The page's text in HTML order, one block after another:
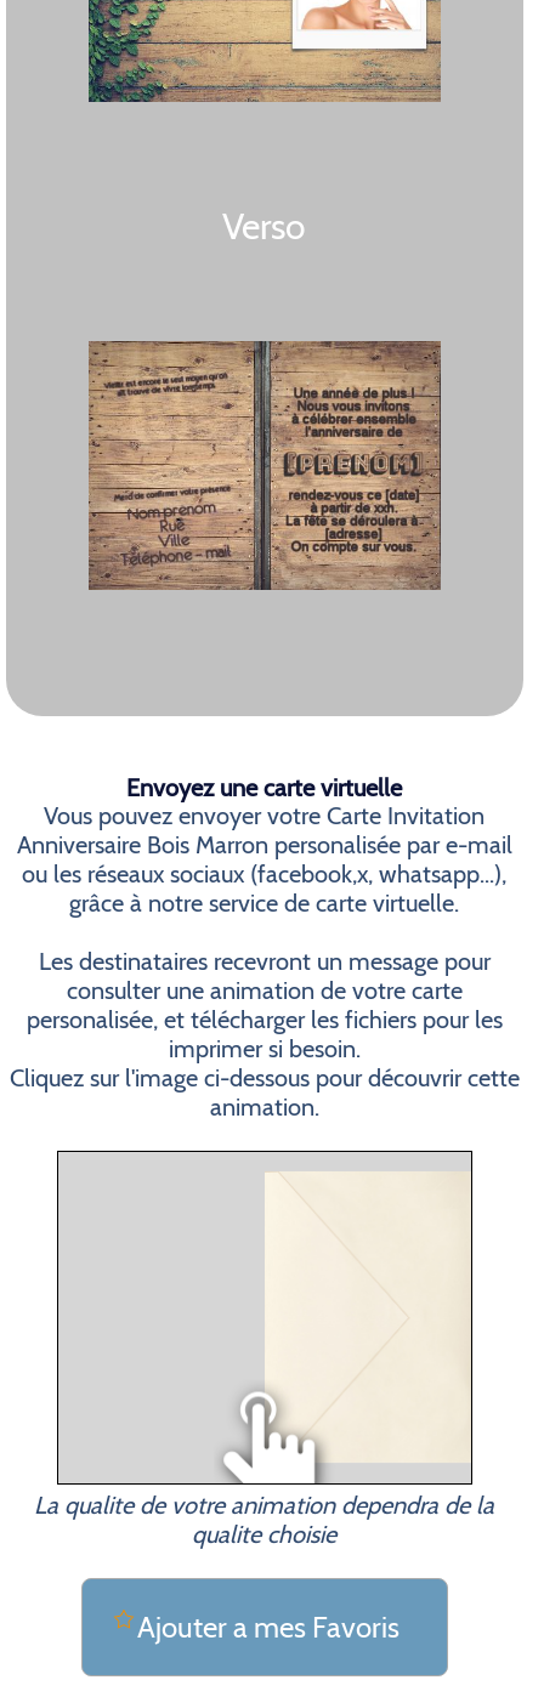
Verso
Envoyez une carte virtuelle
Vous pouvez envoyer votre Carte Invitation
Anniversaire Bois Marron personalisée par e-mail
ou les réseaux sociaux (facebook,x, whatsapp...),
grâce à notre service de carte virtuelle.
Les destinataires recevront un message pour
consulter une animation de votre carte
personalisée, et télécharger les fichiers pour les
imprimer si besoin.
Cliquez sur l'image ci-dessous pour découvrir cette
animation.
La qualite de votre animation dependra de la
qualite choisie
Ajouter a mes Favoris